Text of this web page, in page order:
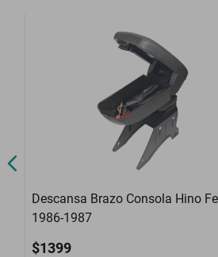
Descansa Brazo Consola Hino
1986-1987
$1399